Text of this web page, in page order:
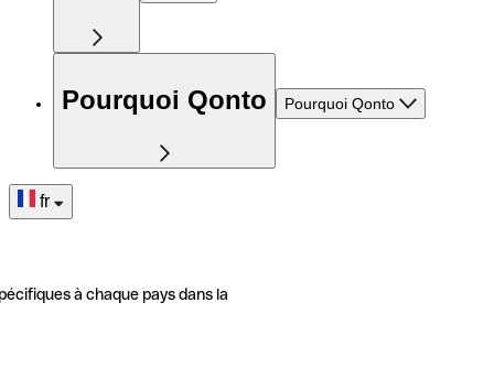
Pourquoi Qonto Pourquoi Qonto
fr
à chaque pays dans la